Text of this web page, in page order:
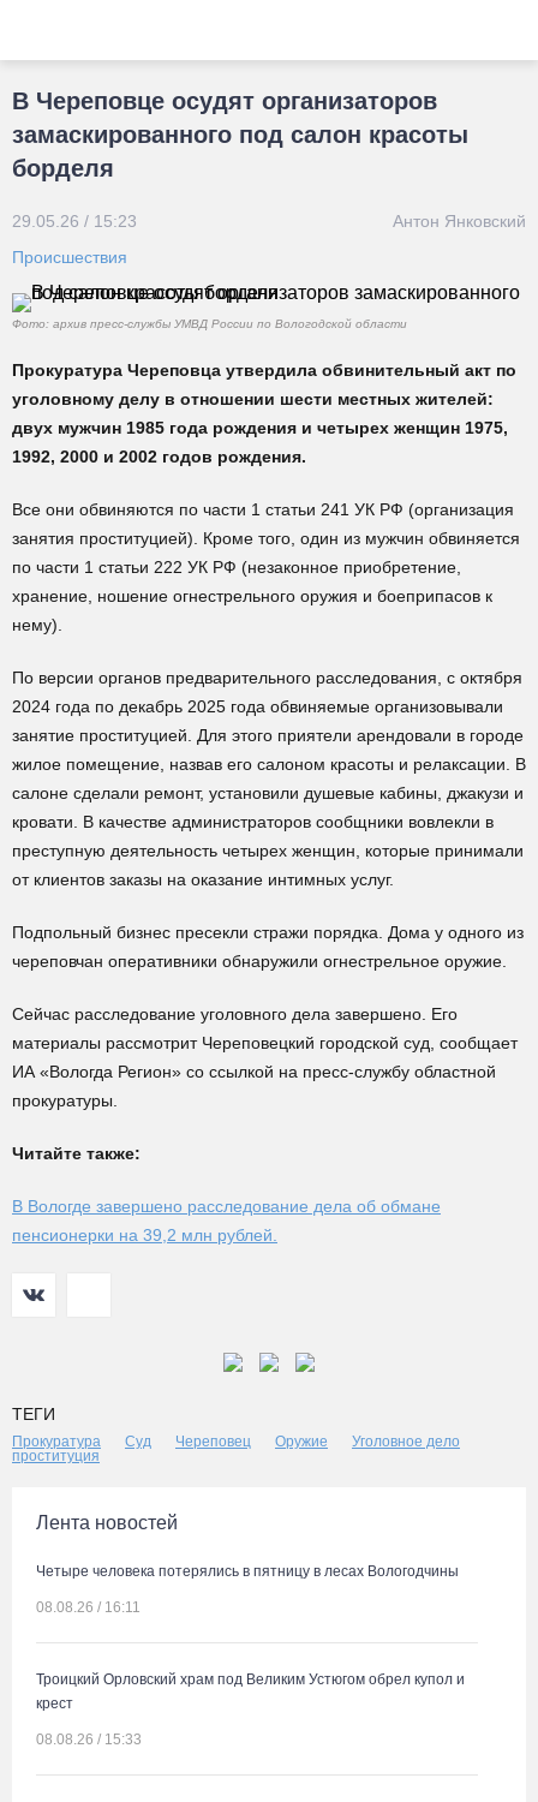
В Череповце осудят организаторов
замаскированного под салон красоты
борделя
29.05.26 / 15:23
Антон Янковский
Происшествия
Фото: архив пресс-службы УМВД России по Вологодской области
Прокуратура Череповца утвердила обвинительный акт по
уголовному делу в отношении шести местных жителей:
двух мужчин 1985 года рождения и четырех женщин 1975,
1992, 2000 и 2002 годов рождения.
Все они обвиняются по части 1 статьи 241 УК РФ (организация
занятия проституцией). Кроме того, один из мужчин обвиняется
по части 1 статьи 222 УК РФ (незаконное приобретение,
хранение, ношение огнестрельного оружия и боеприпасов к
нему).
По версии органов предварительного расследования, с октября
2024 года по декабрь 2025 года обвиняемые организовывали
занятие проституцией. Для этого приятели арендовали в городе
жилое помещение, назвав его салоном красоты и релаксации. В
салоне сделали ремонт, установили душевые кабины, джакузи и
кровати. В качестве администраторов сообщники вовлекли в
преступную деятельность четырех женщин, которые принимали
от клиентов заказы на оказание интимных услуг.
Подпольный бизнес пресекли стражи порядка. Дома у одного из
череповчан оперативники обнаружили огнестрельное оружие.
Сейчас расследование уголовного дела завершено. Его
материалы рассмотрит Череповецкий городской суд, сообщает
ИА «Вологда Регион» со ссылкой на пресс-службу областной
прокуратуры.
Читайте также:
В Вологде завершено расследование дела об обмане
пенсионерки на 39,2 млн рублей.
ТЕГИ
Прокуратура Суд Череповец Оружие
Уголовное дело
проституция
Лента новостей
Четыре человека потерялись в пятницу в лесах Вологодчины
08.08.26 / 16:11
Троицкий Орловский храм под Великим Устюгом обрел купол и
крест
08.08.26 / 15:33